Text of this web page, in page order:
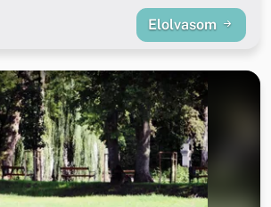
Elolvasom